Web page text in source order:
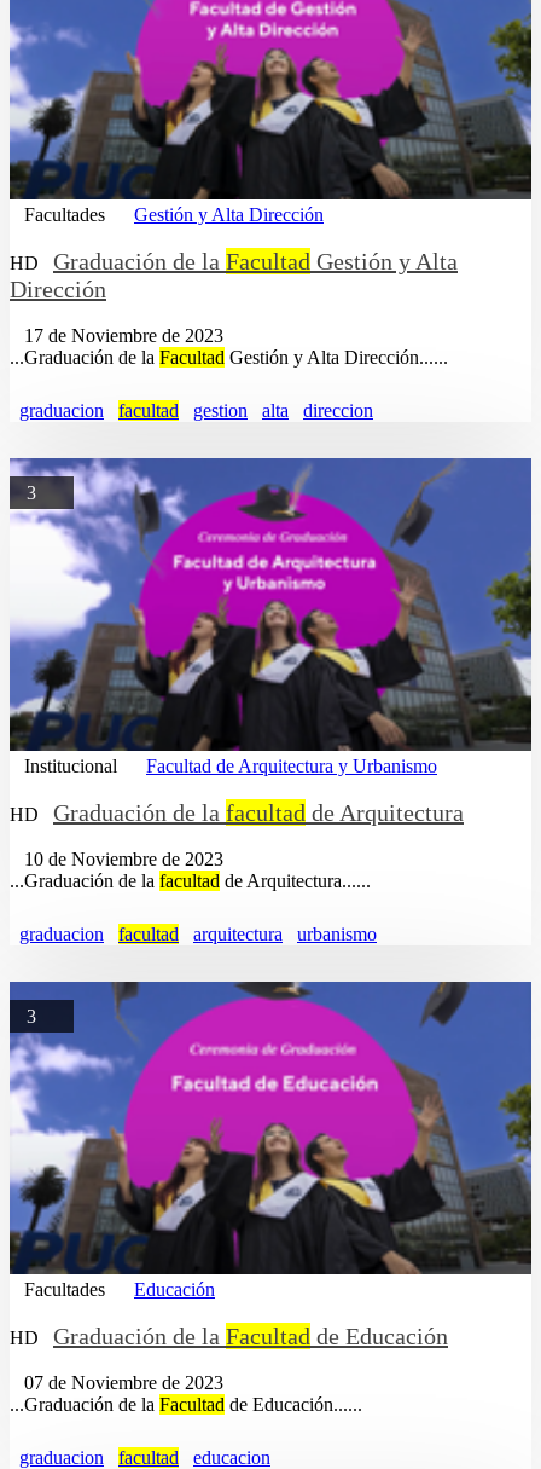
Facultades Gestión y Alta Dirección
HD Graduación de la Facultad Gestión y Alta
Dirección
17 de Noviembre de 2023
...Graduación de la Facultad Gestión y Alta Dirección......
graduacion facultad gestion alta direccion
3
Institucional Facultad de Arquitectura y Urbanismo
HD Graduación de la facultad de Arquitectura
10 de Noviembre de 2023
...Graduación de la facultad de Arquitectura......
graduacion facultad arquitectura urbanismo
3
Facultades Educación
HD Graduación de la Facultad de Educación
07 de Noviembre de 2023
...Graduación de la Facultad de Educación......
graduacion facultad educacion